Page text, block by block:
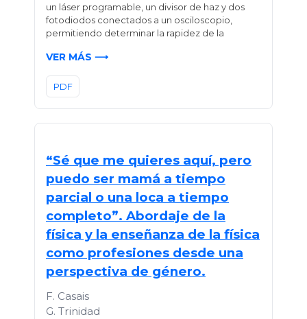
un láser programable, un divisor de haz y dos
fotodiodos conectados a un osciloscopio,
permitiendo determinar la rapidez de la
VER MÁS ⟶
PDF
“Sé que me quieres aquí, pero
puedo ser mamá a tiempo
parcial o una loca a tiempo
completo”. Abordaje de la
física y la enseñanza de la física
como profesiones desde una
perspectiva de género.
F. Casais
G. Trinidad